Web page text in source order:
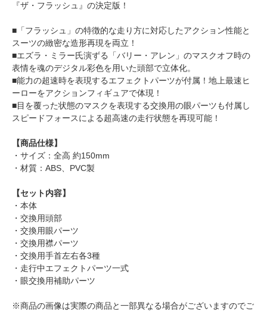
『ザ・フラッシュ』の決定版！
■「フラッシュ」の特徴的な走り方に対応したアクション性能と
スーツの緻密な造形再現を両立！
■エズラ・ミラー氏演ずる「バリー・アレン」のマスクオフ時の
表情を魂のデジタル彩色を用いた頭部で立体化。
■能力の超速時を表現するエフェクトパーツが付属！地上最速ヒ
ーローをアクションフィギュアで体現！
■目を覆った状態のマスクを表現する交換用の眼パーツも付属し
スピードフォースによる超高速の走行状態を再現可能！
【商品仕様】
・サイズ：全高 約150mm
・材質：ABS、PVC製
【セット内容】
・本体
・交換用頭部
・交換用眼パーツ
・交換用襟パーツ
・交換用手首左右各3種
・走行中エフェクトパーツ一式
・眼交換用補助パーツ
※商品の画像は実際の商品と一部異なる場合がございますのでご